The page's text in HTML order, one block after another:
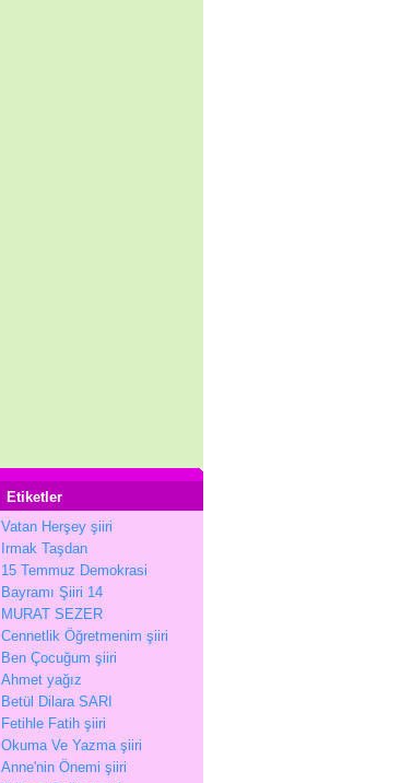
Etiketler
Vatan Herşey şiiri
Irmak Taşdan
15 Temmuz Demokrasi
Bayramı Şiiri 14
MURAT SEZER
Cennetlik Öğretmenim şiiri
Ben Çocuğum şiiri
Ahmet yağız
Betül Dilara SARI
Fetihle Fatih şiiri
Okuma Ve Yazma şiiri
Anne'nin Önemi şiiri